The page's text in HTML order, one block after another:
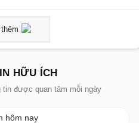
HỮU ÍCH
tin được quan tâm mỗi ngày
hôm nay